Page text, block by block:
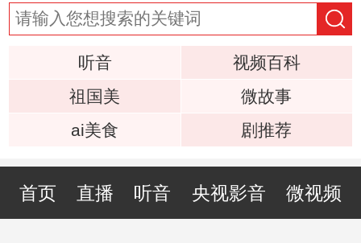
听音
视频百科
祖国美
微故事
ai美食
剧推荐
首页 直播 听音 央视影音 微视频